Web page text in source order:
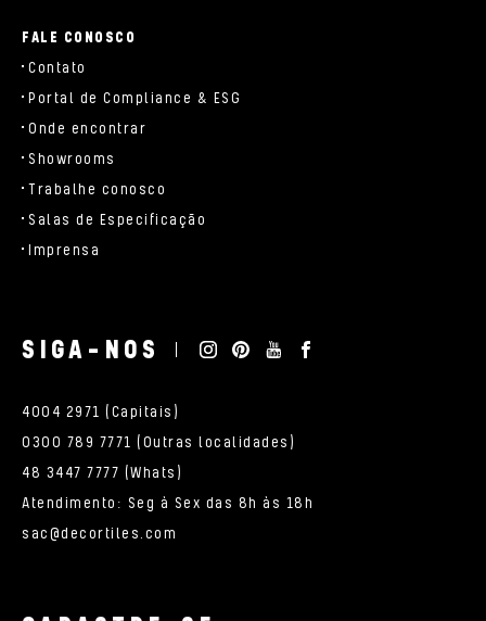
FALE CONOSCO
Contato
Portal de Compliance & ESG
Onde encontrar
Showrooms
Trabalhe conosco
Salas de Especificação
Imprensa
SIGA-NOS
4004 2971 (Capitais)
0300 789 7771 (Outras localidades)
48 3447 7777 (Whats)
Atendimento: Seg à Sex das 8h às 18h
sac@decortiles.com